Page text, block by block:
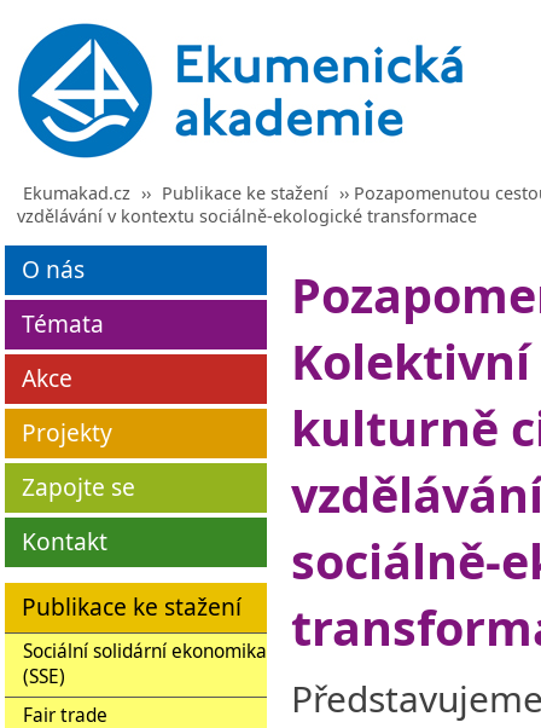
Ekumakad.cz ›› Publikace ke stažení ›› Pozapomenutou
vzdělávání v kontextu sociálně-ekologické transformace
O nás
Témata
Akce
Projekty
Zapojte se
Kontakt
Publikace ke stažení
Sociální solidární ekonomika
(SSE)
Fair trade
kulturně
sociálně-